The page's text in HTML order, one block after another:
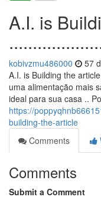
A.I. is
kobivzmu486000 57
A.I. is Building the
uma alimentação mais
ideal para sua casa ..
https://
building-the-article
Comments
Comments
Submit a Comment